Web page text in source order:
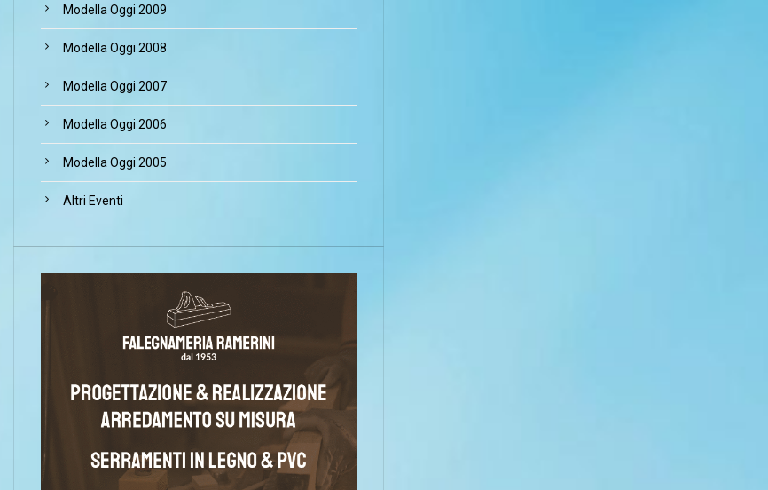
Modella Oggi 2009
Modella Oggi 2008
Modella Oggi 2007
Modella Oggi 2006
Modella Oggi 2005
Altri Eventi